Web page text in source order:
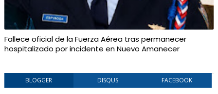
Fallece oficial de la Fuerza Aérea tras permanecer
hospitalizado por incidente en Nuevo Amanecer
BLOGGER DISQUS FACEBOOK